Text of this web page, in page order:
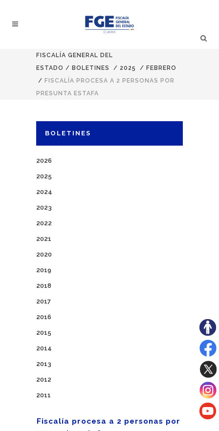
FISCALÍA GENERAL DEL
ESTADO / BOLETINES / 2025 / FEBRERO
/ FISCALÍA PROCESA A 2 PERSONAS POR
PRESUNTA ESTAFA
BOLETINES
2026
2025
2024
2023
2022
2021
2020
2019
2018
2017
2016
2015
2014
2013
2012
2011
Fiscalía procesa a 2 personas por